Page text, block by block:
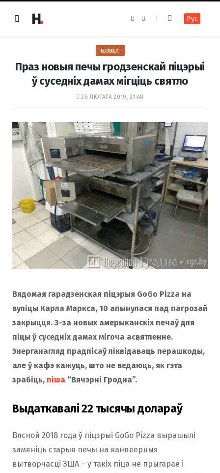
e
k
t
a
m
Рус
БІЗНЕС
Праз новыя печы гродзенскай піцэрыі
ў суседніх дамах мігціць святло
26 ЛЮТАГА 2019, 21:48
Вядомая гарадзенская піцэрыя GoGo Pizza на
вуліцы Карла Маркса, 10 апынулася пад пагрозай
закрыцця. З-за новых амерыканскіх печаў для
піцы ў суседніх дамах мігоча асвятленне.
Энерганагляд прадпісаў ліквідаваць перашкоды,
але ў кафэ кажуць, што не ведаюць, як гэта
зрабіць, піша “Вячэрні Гродна”.
Выдаткавалі 22 тысячы долараў
Вясной 2018 года ў піцэрыі GoGo Pizza вырашылі
замяніць старыя печы на ​​канвеерныя
вытворчасці ЗША – у такіх піца не прыгарае і